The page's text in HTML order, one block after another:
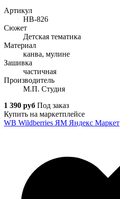
Артикул
НВ-826
Сюжет
Детская тематика
Материал
канва, мулине
Зашивка
частичная
Производитель
М.П. Студия
1 390 руб Под заказ
Купить на маркетплейсе
WB Wildberries ЯМ Яндекс Маркет